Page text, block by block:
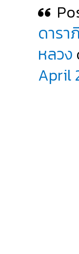
ดารา
หลวง
April